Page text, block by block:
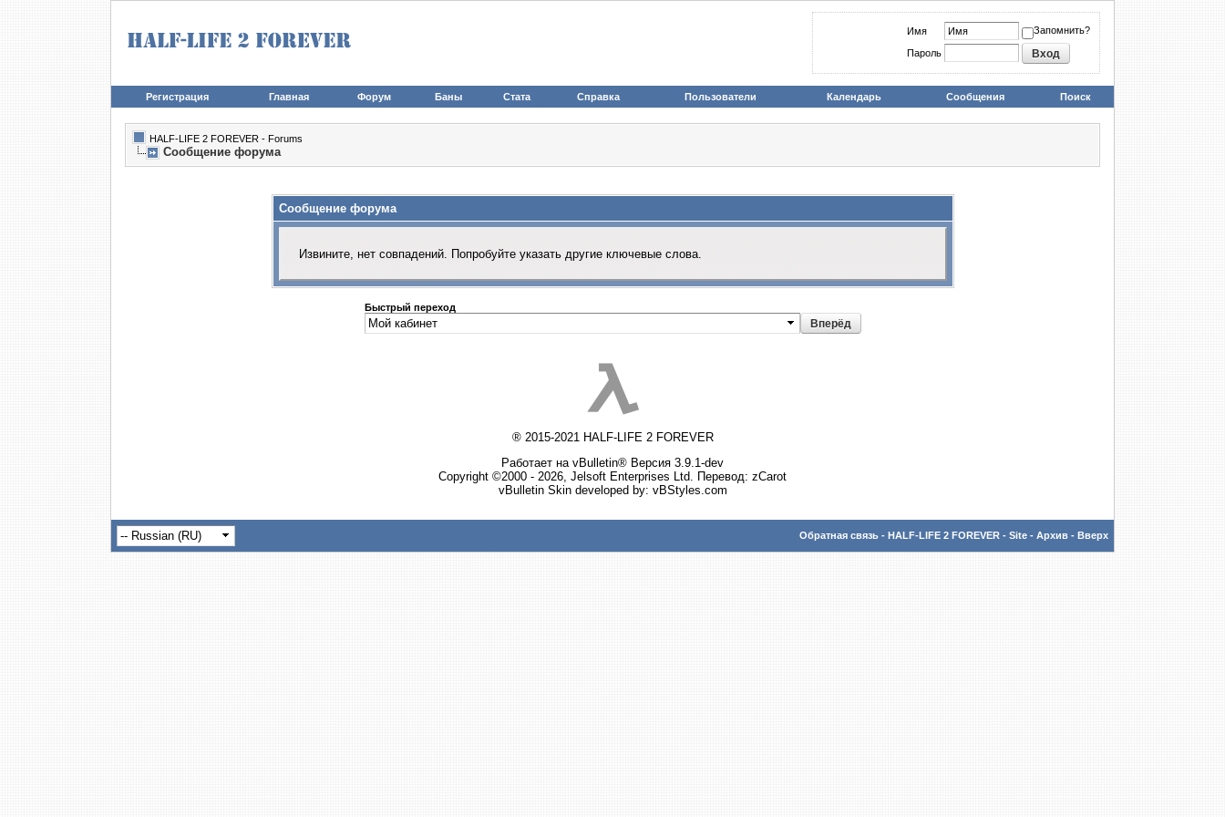
Имя Запомнить?
Пароль
Регистрация Главная Форум Баны Стата Справка Пользователи Календарь Сообщения Поиск
HALF-LIFE 2 FOREVER - Forums
Сообщение форума
Сообщение форума
Извините, нет совпадений. Попробуйте указать другие ключевые слова.
Быстрый переход
® 2015-2021 HALF-LIFE 2 FOREVER
Работает на vBulletin® Версия 3.9.1-dev
Copyright ©2000 - 2026, Jelsoft Enterprises Ltd. Перевод: zCarot
vBulletin Skin developed by: vBStyles.com
Обратная связь - HALF-LIFE 2 FOREVER - Site - Архив - Вверх